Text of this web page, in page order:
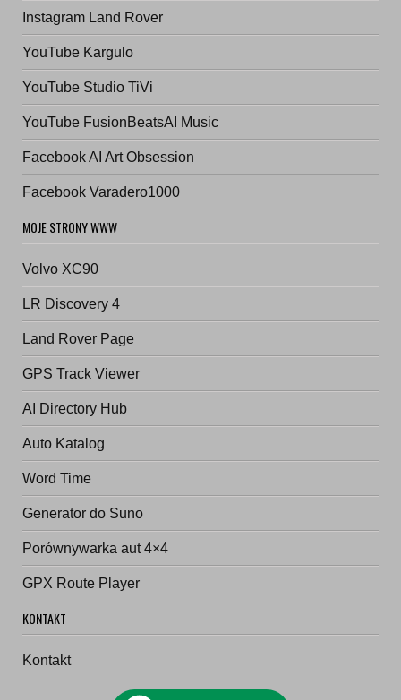
Instagram Land Rover
YouTube Kargulo
YouTube Studio TiVi
YouTube FusionBeatsAI Music
Facebook AI Art Obsession
Facebook Varadero1000
MOJE STRONY WWW
Volvo XC90
LR Discovery 4
Land Rover Page
GPS Track Viewer
AI Directory Hub
Auto Katalog
Word Time
Generator do Suno
Porównywarka aut 4×4
GPX Route Player
KONTAKT
Kontakt